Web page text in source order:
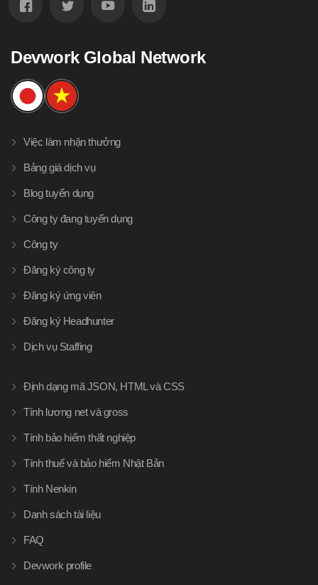
Devwork Global Network
Việc làm nhận thưởng
Bảng giá dịch vụ
Blog tuyển dụng
Công ty đang tuyển dụng
Công ty
Đăng ký công ty
Đăng ký ứng viên
Đăng ký Headhunter
Dịch vụ Staffing
Định dạng mã JSON, HTML và CSS
Tính lương net và gross
Tính bảo hiểm thất nghiệp
Tính thuế và bảo hiểm Nhật Bản
Tính Nenkin
Danh sách tài liệu
FAQ
Devwork profile